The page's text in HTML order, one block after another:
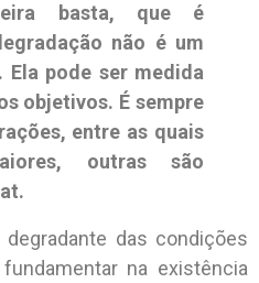
basta, que é
não é um
Ela pode ser medida
objetivos. É sempre
entre as quais
outras são
das condições
na existência